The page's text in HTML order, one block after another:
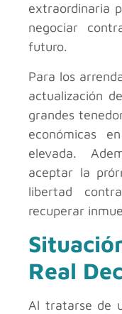
extraordinaria
negociar
futuro.
Para los
actualización
grandes
económicas
elevada.
aceptar la
libertad
recuperar
Real
Al tratarse de